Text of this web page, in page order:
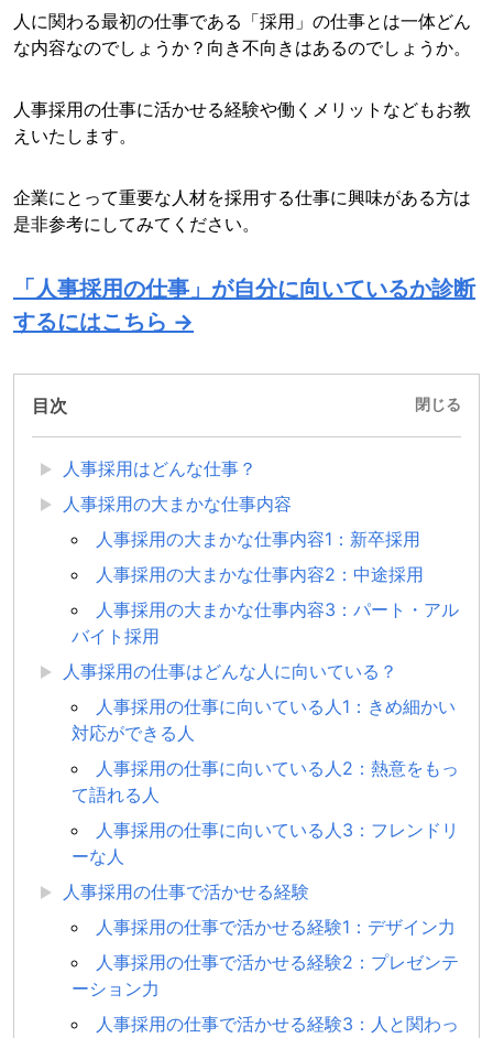
人に関わる最初の仕事である「採用」の仕事とは一体どん
な内容なのでしょうか？向き不向きはあるのでしょうか。
人事採用の仕事に活かせる経験や働くメリットなどもお教
えいたします。
企業にとって重要な人材を採用する仕事に興味がある方は
是非参考にしてみてください。
「人事採用の仕事」が自分に向いているか診断
するにはこちら →
目次 閉じる
人事採用はどんな仕事？
人事採用の大まかな仕事内容
人事採用の大まかな仕事内容1：新卒採用
人事採用の大まかな仕事内容2：中途採用
人事採用の大まかな仕事内容3：パート・アル
バイト採用
人事採用の仕事はどんな人に向いている？
人事採用の仕事に向いている人1：きめ細かい
対応ができる人
人事採用の仕事に向いている人2：熱意をもっ
て語れる人
人事採用の仕事に向いている人3：フレンドリ
ーな人
人事採用の仕事で活かせる経験
人事採用の仕事で活かせる経験1：デザイン力
人事採用の仕事で活かせる経験2：プレゼンテ
ーション力
人事採用の仕事で活かせる経験3：人と関わっ